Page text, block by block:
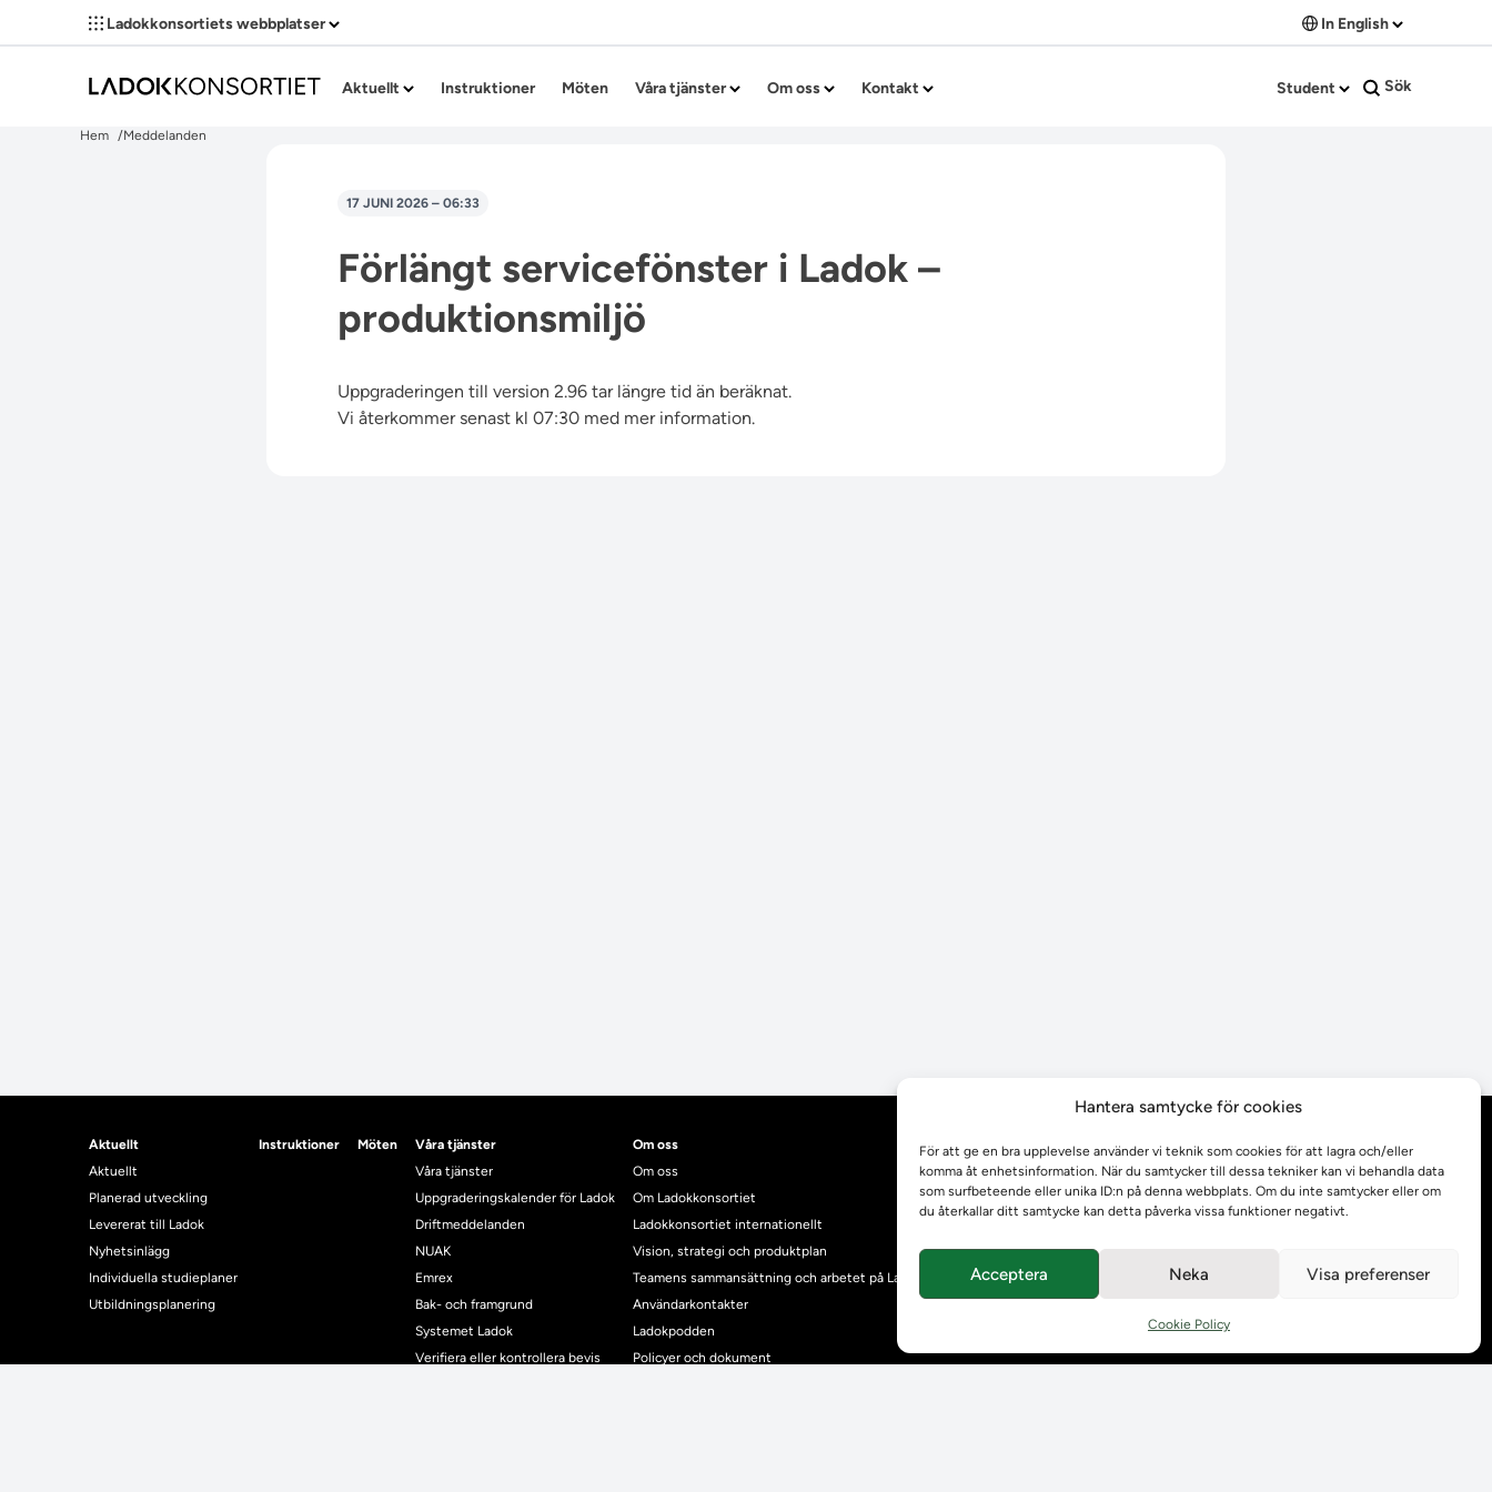
Hantera samtycke för cookies
För att ge en bra upplevelse använder vi teknik som cookies för att lagra och/eller
komma åt enhetsinformation. När du samtycker till dessa tekniker kan vi behandla data
som surfbeteende eller unika ID:n på denna webbplats. Om du inte samtycker eller om
du återkallar ditt samtycke kan detta påverka vissa funktioner negativt.
Acceptera Neka Visa preferenser
Cookie Policy
Ladokkonsortiets webbplatser In English
Aktuellt Instruktioner Möten Våra tjänster Om oss Kontakt Student Sök
Hem Meddelanden
17 JUNI 2026 – 06:33
Förlängt servicefönster i Ladok –
produktionsmiljö
Uppgraderingen till version 2.96 tar längre tid än beräknat.
Vi återkommer senast kl 07:30 med mer information.
Aktuellt
Aktuellt
Planerad utveckling
Levererat till Ladok
Nyhetsinlägg
Individuella studieplaner
Utbildningsplanering
Instruktioner Möten
Våra tjänster
Våra tjänster
Uppgraderingskalender för Ladok
Driftmeddelanden
NUAK
Emrex
Bak- och framgrund
Systemet Ladok
Verifiera eller kontrollera bevis
Om oss
Om oss
Om Ladokkonsortiet
Ladokkonsortiet internationellt
Vision, strategi och produktplan
Teamens sammansättning och arbetet på Ladokkonsortiet
Användarkontakter
Ladokpodden
Policyer och dokument
Behandling av
personuppgifter
Prenumerera på våra